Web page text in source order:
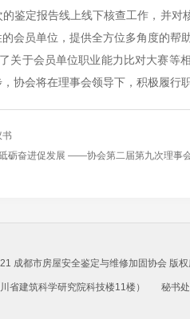
鉴定报告线上线下核查工作，并
会员单位，提供全方位多角度的帮
关于会员单位职业能力比对大赛等
协会将在理事会领导下，积极履行
书
砺奋进促发展 ——协会第二届第九次理事
成都市房屋安全鉴定与维修加固协会 版
省建筑科学研究院科技楼11楼） 秘书